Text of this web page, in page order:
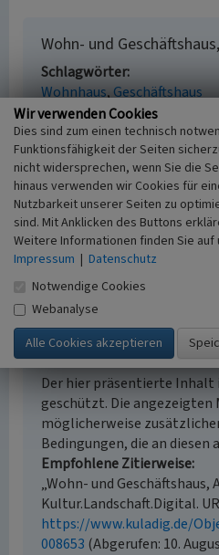
Wohn- und
Schlagwörter
Wohnhaus Geschäftshaus
Fachsicht(en)
Denkmalpflege
Erfassungsmaßstab
i.d.R. 1:25.000 (kleiner als
Erfassungsmethode
keine Angabe
Historischer Zeitraum
Beginn 1895 bis 1900
Empfohlene Zitierweise
Urheberrechtlicher Hinweis
Der hier präsentierte
geschützt. Die angezeigten
möglicherweise
Bedingungen, die an diesen
Empfohlene Zitierweise
„Wohn- und Geschäftshaus,
Kultur.Landschaft.Digital.
https://www.kuladig.de/
008653 (Abgerufen: 10.
Wir verwenden Cookies
Dies sind zum einen technisch
Funktionsfähigkeit der Seiten
nicht widersprechen, wenn Sie die
hinaus verwenden wir Cookies für
Nutzbarkeit unserer Seiten zu
sind. Mit Anklicken des Buttons
Weitere Informationen finden Sie
Impressum | Datenschutz
Notwendige Cookies
Webanalyse